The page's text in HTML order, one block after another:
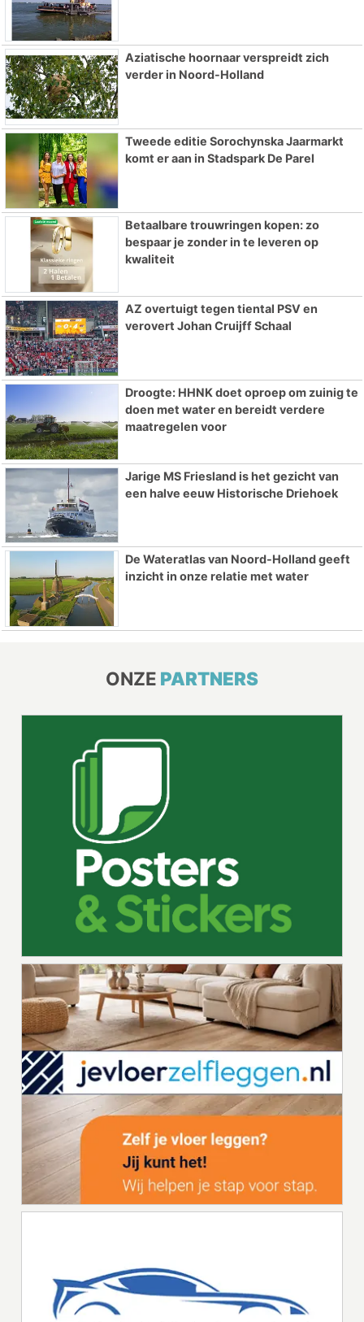
Aziatische hoornaar verspreidt zich
verder in Noord-Holland
Tweede editie Sorochynska Jaarmarkt
komt er aan in Stadspark De Parel
Betaalbare trouwringen kopen: zo
bespaar je zonder in te leveren op
kwaliteit
AZ overtuigt tegen tiental PSV en
verovert Johan Cruijff Schaal
Droogte: HHNK doet oproep om zuinig te
doen met water en bereidt verdere
maatregelen voor
Jarige MS Friesland is het gezicht van
een halve eeuw Historische Driehoek
De Wateratlas van Noord-Holland geeft
inzicht in onze relatie met water
ONZE PARTNERS